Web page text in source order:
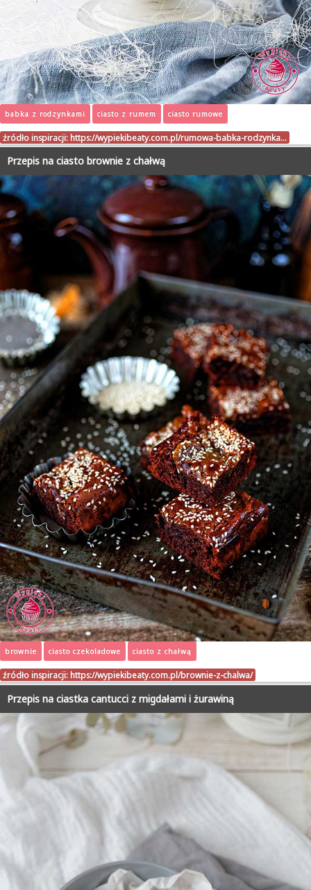
babka z rodzynkami ciasto z rumem ciasto rumowe
źródło inspiracji: https://wypiekibeaty.com.pl/rumowa-babka-rodzynka…
Przepis na ciasto brownie z chałwą
brownie ciasto czekoladowe ciasto z chałwą
źródło inspiracji: https://wypiekibeaty.com.pl/brownie-z-chalwa/
Przepis na ciastka cantucci z migdałami i żurawiną